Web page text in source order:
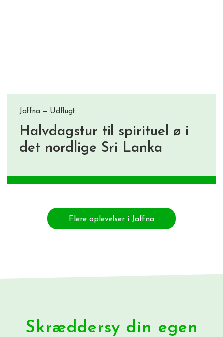
Jaffna — Udflugt
Halvdagstur til spirituel ø i
det nordlige Sri Lanka
Flere oplevelser i Jaffna
Skræddersy din egen